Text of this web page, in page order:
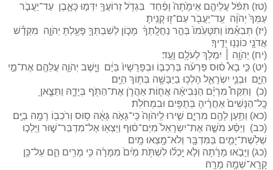
(טז) תִּפֹּ֨ל עֲלֵיהֶ֤ם אֵימָ֙תָה֙ וָפַ֔חַד בִּגְדֹ֥ל זְרוֹעֲךָ֖ יִדְּמ֣וּ כָּאָ֑בֶן עַד־יַעֲבֹ֤ר
עַמְּךָ֙ יְהֹוָ֔ה עַֽד־יַעֲבֹ֖ר עַם־ז֥וּ קָנִֽיתָ׃
(יז) תְּבִאֵ֗מוֹ וְתִטָּעֵ֙מוֹ֙ בְּהַ֣ר נַחֲלָֽתְךָ֔ מָכ֧וֹן לְשִׁבְתְּךָ֛ פָּעַ֖לְתָּ יְהֹוָ֑ה מִקְּדָ֕שׁ
אֲדֹנָ֖י כּוֹנְנ֥וּ יָדֶֽיךָ׃
(יח) יְהֹוָ֥ה ׀ יִמְלֹ֖ךְ לְעֹלָ֥ם וָעֶֽד׃
(יט) כִּ֣י בָא֩ ס֨וּס פַּרְעֹ֜ה בְּרִכְבּ֤וֹ וּבְפָרָשָׁיו֙ בַּיָּ֔ם וַיָּ֧שֶׁב יְהֹוָ֛ה עֲלֵהֶ֖ם אֶת־מֵ֣י
הַיָּ֑ם וּבְנֵ֧י יִשְׂרָאֵ֛ל הָלְכ֥וּ בַיַּבָּשָׁ֖ה בְּת֥וֹךְ הַיָּֽם׃
(כ) וַתִּקַּח֩ מִרְיָ֨ם הַנְּבִיאָ֜ה אֲח֧וֹת אַהֲרֹ֛ן אֶת־הַתֹּ֖ף בְּיָדָ֑הּ וַתֵּצֶ֤אןָ
כׇֽל־הַנָּשִׁים֙ אַחֲרֶ֔יהָ בְּתֻפִּ֖ים וּבִמְחֹלֹֽת׃
(כא) וַתַּ֥עַן לָהֶ֖ם מִרְיָ֑ם שִׁ֤ירוּ לַֽיהֹוָה֙ כִּֽי־גָאֹ֣ה גָּאָ֔ה ס֥וּס וְרֹכְב֖וֹ רָמָ֥ה בַיָּֽם׃
(כב) וַיַּסַּ֨ע מֹשֶׁ֤ה אֶת־יִשְׂרָאֵל֙ מִיַּם־ס֔וּף וַיֵּצְא֖וּ אֶל־מִדְבַּר־שׁ֑וּר וַיֵּלְכ֧וּ
שְׁלֹֽשֶׁת־יָמִ֛ים בַּמִּדְבָּ֖ר וְלֹא־מָ֥צְאוּ מָֽיִם׃
(כג) וַיָּבֹ֣אוּ מָרָ֔תָה וְלֹ֣א יָֽכְל֗וּ לִשְׁתֹּ֥ת מַ֙יִם֙ מִמָּרָ֔ה כִּ֥י מָרִ֖ים הֵ֑ם עַל־כֵּ֥ן
קָרָֽא־שְׁמָ֖הּ מָרָֽה׃